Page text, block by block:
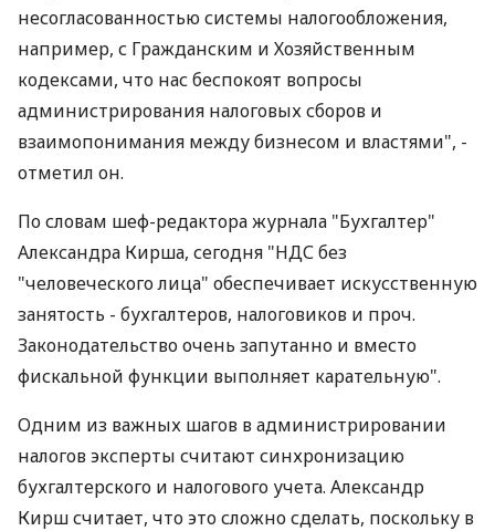
несогласованностью системы налогообложения,
например, с Гражданским и Хозяйственным
кодексами, что нас беспокоят вопросы
администрирования налоговых сборов и
взаимопонимания между бизнесом и властями", -
отметил он.
По словам шеф-редактора журнала "Бухгалтер"
Александра Кирша, сегодня "НДС без
"человеческого лица" обеспечивает искусственную
занятость - бухгалтеров, налоговиков и проч.
Законодательство очень запутанно и вместо
фискальной функции выполняет карательную".
Одним из важных шагов в администрировании
налогов эксперты считают синхронизацию
бухгалтерского и налогового учета. Александр
Кирш считает, что это сложно сделать, поскольку в